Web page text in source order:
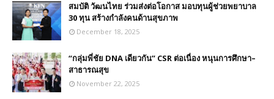
สมบัติ วัฒนไทย ร่วมส่งต่อโอกาส มอบทุนผู้ช่วยพยาบาล
30 ทุน สร้างกำลังคนด้านสุขภาพ
December 18, 2025
“กลุ่มพี่ชัย DNA เดียวกัน” CSR ต่อเนื่อง หนุนการศึกษา–
สาธารณสุข
November 22, 2025